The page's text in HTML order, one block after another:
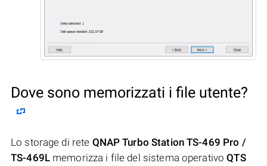
Dove sono memorizzati i file utente?
Lo storage di rete QNAP Turbo Station TS-469 Pro /
TS-469Lmemorizza i file del sistema operativoQTS